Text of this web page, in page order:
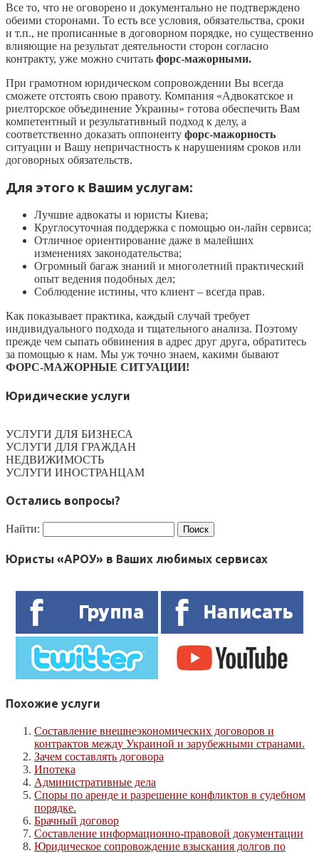
Все то, что не оговорено и документально не подтверждено
обеими сторонами. То есть все условия, обязательства, сроки
и т.п., не прописанные в договорном порядке, но существенно
влияющие на результат деятельности сторон согласно
контракту, уже можно считать форс-мажорными.
При грамотном юридическом сопровождении Вы всегда
сможете отстоять свою правоту. Компания «Адвокатское и
риелторское объединение Украины» готова обеспечить Вам
компетентный и результативный подход к делу, а
соответственно доказать оппоненту форс-мажорность
ситуации и Вашу непричастность к нарушениям сроков или
договорных обязательств.
Для этого к Вашим услугам:
Лучшие адвокаты и юристы Киева;
Круглосуточная поддержка с помощью он-лайн сервиса;
Отличное ориентирование даже в малейших
изменениях законодательства;
Огромный багаж знаний и многолетний практический
опыт ведения подобных дел;
Соблюдение истины, что клиент – всегда прав.
Как показывает практика, каждый случай требует
индивидуального подхода и тщательного анализа. Поэтому
прежде чем сыпать обвинения в адрес друг друга, обратитесь
за помощью к нам. Мы уж точно знаем, какими бывают
ФОРС-МАЖОРНЫЕ СИТУАЦИИ!
Юридические услуги
УСЛУГИ ДЛЯ БИЗНЕСА
УСЛУГИ ДЛЯ ГРАЖДАН
НЕДВИЖИМОСТЬ
УСЛУГИ ИНОСТРАНЦАМ
Остались вопросы?
Найти:
Юристы «АРОУ» в Ваших любимых сервисах
Похожие услуги
Составление внешнеэкономических договоров и
контрактов между Украиной и зарубежными странами.
Зачем составлять договора
Ипотека
Административные дела
Споры по аренде и разрешение конфликтов в судебном
порядке.
Брачный договор
Составление информационно-правовой документации
Юридическое сопровождение взыскания долгов по